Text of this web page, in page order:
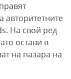
авторитетните
На свой ред
остави в
на пазара на